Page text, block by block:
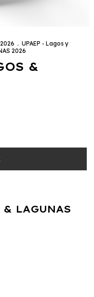
2026 . UPAEP - Lagos y
2026
&
& LAGUNAS